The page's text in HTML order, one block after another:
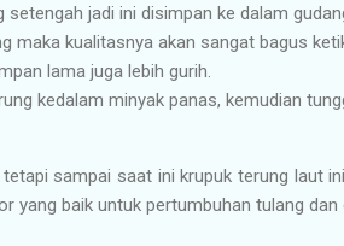
setengah jadi ini disimpan ke dalam
maka kualitasnya akan sangat bagus
lama juga lebih gurih.
kedalam minyak panas, kemudian
sampai saat ini krupuk terung laut
yang baik untuk pertumbuhan tulang dan